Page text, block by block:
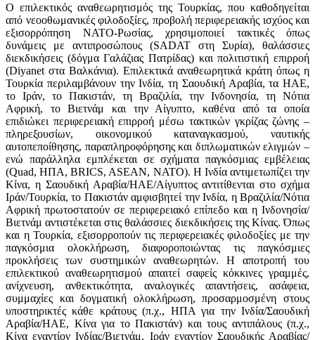
Ο επιλεκτικός αναθεωρητισμός της Τουρκίας, που καθοδηγείται
από νεοοθωμανικές φιλοδοξίες, προβολή περιφερειακής ισχύος και
εξισορρόπηση ΝΑΤΟ-Ρωσίας, χρησιμοποιεί τακτικές όπως
δυνάμεις με αντιπροσώπους (SADAT στη Συρία), θαλάσσιες
διεκδικήσεις (δόγμα Γαλάζιας Πατρίδας) και πολιτιστική επιρροή
(Diyanet στα Βαλκάνια). Επιλεκτικά αναθεωρητικά κράτη όπως η
Τουρκία περιλαμβάνουν την Ινδία, τη Σαουδική Αραβία, τα ΗΑΕ,
το Ιράν, το Πακιστάν, τη Βραζιλία, την Ινδονησία, τη Νότια
Αφρική, το Βιετνάμ και την Αίγυπτο, καθένα από τα οποία
επιδιώκει περιφερειακή επιρροή μέσω τακτικών γκρίζας ζώνης –
πληρεξουσίων, οικονομικού καταναγκασμού, ναυτικής
αυτοπεποίθησης, παραπληροφόρησης και διπλωματικών ελιγμών –
ενώ παράλληλα εμπλέκεται σε σχήματα παγκόσμιας εμβέλειας
(Quad, ΗΠΑ, BRICS, ASEAN, ΝΑΤΟ). Η Ινδία αντιμετωπίζει την
Κίνα, η Σαουδική Αραβία/ΗΑΕ/Αίγυπτος αντιτίθενται στο σχήμα
Ιράν/Τουρκία, το Πακιστάν αμφισβητεί την Ινδία, η Βραζιλία/Νότια
Αφρική πρωτοστατούν σε περιφερειακό επίπεδο και η Ινδονησία/
Βιετνάμ αντιστέκεται στις θαλάσσιες διεκδικήσεις της Κίνας. Όπως
και η Τουρκία, εξισορροπούν τις περιφερειακές φιλοδοξίες με την
παγκόσμια ολοκλήρωση, διαφοροποιώντας τις παγκόσμιες
προκλήσεις των συστημικών αναθεωρητών. Η αποτροπή του
επιλεκτικού αναθεωρητισμού απαιτεί σαφείς κόκκινες γραμμές,
ανίχνευση, ανθεκτικότητα, αναλογικές απαντήσεις, ασάφεια,
συμμαχίες και δογματική ολοκλήρωση, προσαρμοσμένη στους
υποστηρικτές κάθε κράτους (π.χ., ΗΠΑ για την Ινδία/Σαουδική
Αραβία/ΗΑΕ, Κίνα για το Πακιστάν) και τους αντιπάλους (π.χ.,
Κίνα εναντίον Ινδίας/Βιετνάμ, Ιράν εναντίον Σαουδικής Αραβίας/